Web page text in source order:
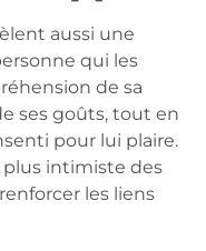
aussi une
qui les
de sa
ses goûts, tout en
pour lui plaire.
plus intimiste des
les liens